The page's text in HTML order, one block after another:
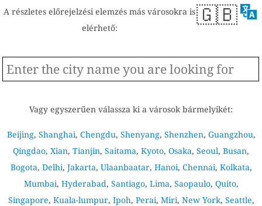
🇬🇧
A részletes előrejelzési elemzés más városokra is
elérhető:
Vagy egyszerűen válassza ki a városok bármelyikét:
Beijing, Shanghai, Chengdu, Shenyang, Shenzhen, Guangzhou,
Qingdao, Xian, Tianjin, Saitama, Kyoto, Osaka, Seoul, Busan,
Bogota, Delhi, Jakarta, Ulaanbaatar, Hanoi, Chennai, Kolkata,
Mumbai, Hyderabad, Santiago, Lima, Saopaulo, Quito,
Singapore, Kuala-lumpur, Ipoh, Perai, Miri, New York, Seattle,